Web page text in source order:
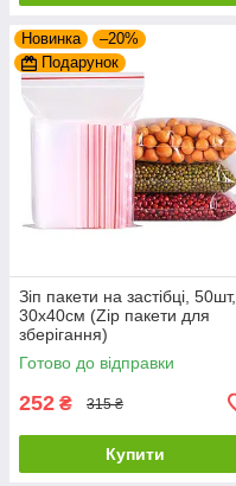
Новинка
–20%
Подарунок
Зіп пакети на застібці, 50шт,
30x40см (Zip пакети для
зберігання)
Готово до відправки
252 ₴ 315 ₴
Купити